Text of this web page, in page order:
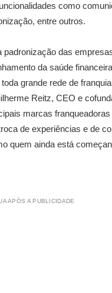
como
entre outros.
das
da saúde
grande rede de
Reitz, CEO e
marcas
de experiências e de
quem ainda está
APÓS A PUBLICIDADE